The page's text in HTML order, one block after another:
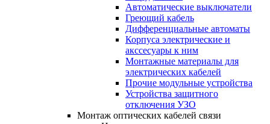
Автоматические выключатели
Греющий кабель
Дифференциальные автоматы
Корпуса электрические и
акссесуары к ним
Монтажные материалы для
электрических кабелей
Прочие модульные устройства
Устройства защитного
отключения УЗО
Монтаж оптических кабелей связи